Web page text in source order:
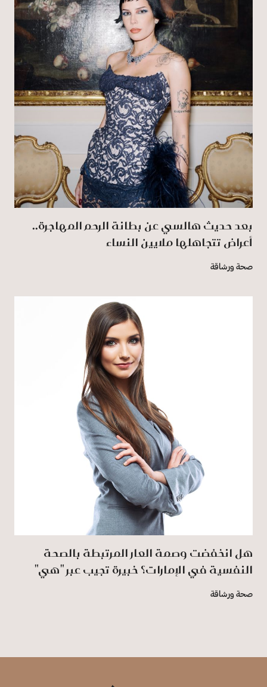
بعد حديث هالسي عن بطانة الرحم المهاجرة..
أعراض تتجاهلها ملايين النساء
صحة ورشاقة
هل انخفضت وصمة العار المرتبطة بالصحة
النفسية في الإمارات؟ خبيرة تجيب عبر "هي"
صحة ورشاقة